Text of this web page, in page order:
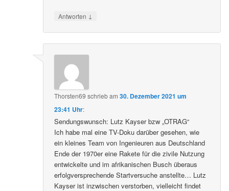
Antworten ↓
Thorsten69 schriebam30. Dezember 2021 um
23:41 Uhr:
Sendungswunsch: Lutz Kayser bzw „OTRAG“
Ich habe mal eine TV-Doku darüber gesehen, wie
ein kleines Team von Ingenieuren aus Deutschland
Ende der 1970er eine Rakete für die zivile Nutzung
entwickelte und im afrikanischen Busch überaus
erfolgversprechende Startversuche anstellte… Lutz
Kayser ist inzwischen verstorben, vielleicht findet